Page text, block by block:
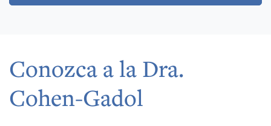
Conozca a la Dra.
Cohen-Gadol